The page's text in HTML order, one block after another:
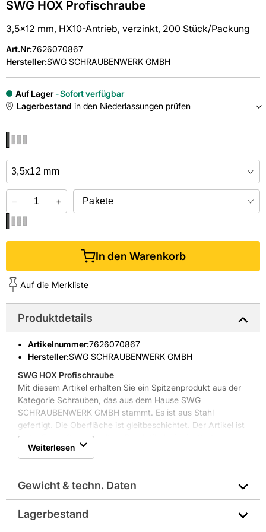
SWG HOX Profischraube
3,5x12 mm, HX10-Antrieb, verzinkt, 200 Stück/Packung
Art.Nr:7626070867
Hersteller:SWG SCHRAUBENWERK GMBH
Auf Lager
Sofort verfügbar
Lagerbestand in den Niederlassungen prüfen
Online kaufen &
− +
In den Warenkorb
Auf die Merkliste
Produktdetails
Artikelnummer:7626070867
Hersteller:SWG SCHRAUBENWERK GMBH
SWG HOX Profischraube
Mit diesem Artikel erhalten Sie ein Spitzenprodukt aus der
Kategorie Schrauben, das aus dem Hause SWG
SCHRAUBENWERK GMBH stammt. Es ist aus Stahl
gefertigt. Die Oberfläche ist gleitbeschichtet. Der Artikel ist
in der Farbe Grau gehalten. Der Artikel wird im Karton
ausgeliefert.
Weitere Produkteigenschaften: mit Frästasche,
gleitbeschichtet, Grobgang- und Eingangsgewinde
Weiterlesen
Gewicht & techn. Daten
Antrieb: HX10
Lagerbestand